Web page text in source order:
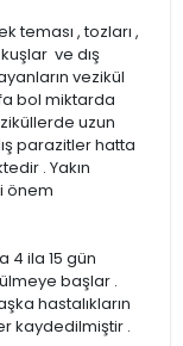
teması , tozları ,
ve dış
vezikül
bol miktarda
uzun
parazitler hatta
. Yakın
önem
4 ila 15 gün
başlar .
hastalıkların
kaydedilmiştir .